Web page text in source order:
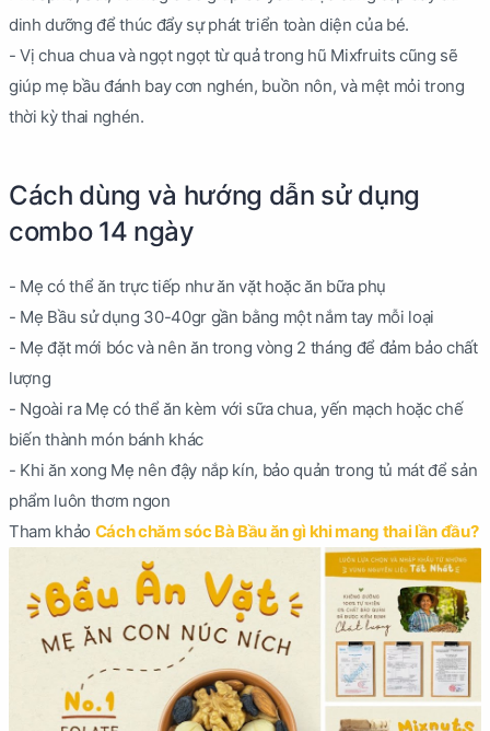
dinh dưỡng để thúc đẩy sự phát triển toàn diện của bé.
- Vị chua chua và ngọt ngọt từ quả trong hũ Mixfruits cũng sẽ
giúp mẹ bầu đánh bay cơn nghén, buồn nôn, và mệt mỏi trong
thời kỳ thai nghén.
Cách dùng và hướng dẫn sử dụng
combo 14 ngày
- Mẹ có thể ăn trực tiếp như ăn vặt hoặc ăn bữa phụ
- Mẹ Bầu sử dụng 30-40gr gần bằng một nắm tay mỗi loại
- Mẹ đặt mới bóc và nên ăn trong vòng 2 tháng để đảm bảo chất
lượng
- Ngoài ra Mẹ có thể ăn kèm với sữa chua, yến mạch hoặc chế
biến thành món bánh khác
- Khi ăn xong Mẹ nên đậy nắp kín, bảo quản trong tủ mát để sản
phẩm luôn thơm ngon
Tham khảo Cách chăm sóc Bà Bầu ăn gì khi mang thai lần đầu?